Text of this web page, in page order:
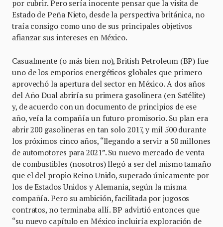
por cubrir. Pero sería inocente pensar que la visita de
Estado de Peña Nieto, desde la perspectiva británica, no
traía consigo como uno de sus principales objetivos
afianzar sus intereses en México.
Casualmente (o más bien no), British Petroleum (BP) fue
uno de los emporios energéticos globales que primero
aprovechó la apertura del sector en México. A dos años
del Año Dual abriría su primera gasolinera (en Satélite)
y, de acuerdo con un documento de principios de ese
año, veía la compañía un futuro promisorio. Su plan era
abrir 200 gasolineras en tan solo 2017, y mil 500 durante
los próximos cinco años, “llegando a servir a 50 millones
de automotores para 2021”. Su nuevo mercado de venta
de combustibles (nosotros) llegó a ser del mismo tamaño
que el del propio Reino Unido, superado únicamente por
los de Estados Unidos y Alemania, según la misma
compañía. Pero su ambición, facilitada por jugosos
contratos, no terminaba allí. BP advirtió entonces que
“su nuevo capítulo en México incluiría exploración de